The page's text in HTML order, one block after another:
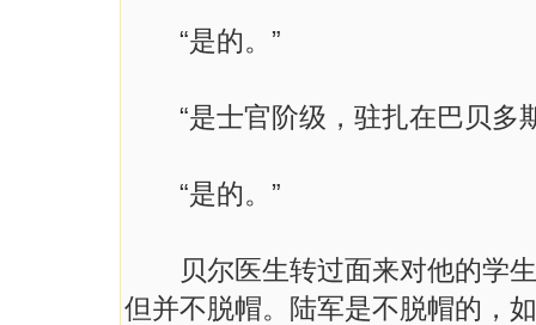
“是的。”
“是士官阶级，驻扎在巴贝多
“是的。”
贝尔医生转过面来对他的学生
但并不脱帽。陆军是不脱帽的，